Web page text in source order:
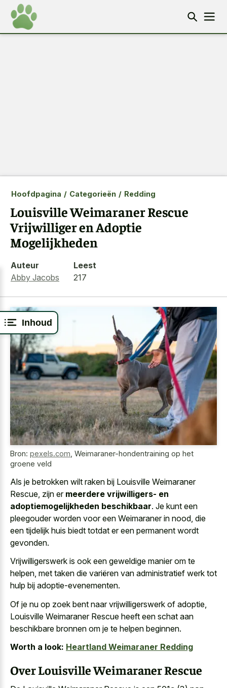
Inhoud
Hoofdpagina / Categorieën / Redding
Louisville Weimaraner Rescue
Vrijwilliger en Adoptie
Mogelijkheden
Auteur
Abby Jacobs
Leest
217
Bron: pexels.com Weimaraner-hondentraining op het
groene veld
Als je betrokken wilt raken bij Louisville Weimaraner
Rescue, zijn er meerdere vrijwilligers- en
adoptiemogelijkheden beschikbaar. Je kunt een
pleegouder worden voor een Weimaraner in nood, die
een tijdelijk huis biedt totdat er een permanent wordt
gevonden.
Vrijwilligerswerk is ook een geweldige manier om te
helpen, met taken die variëren van administratief werk tot
hulp bij adoptie-evenementen.
Of je nu op zoek bent naar vrijwilligerswerk of adoptie,
Louisville Weimaraner Rescue heeft een schat aan
beschikbare bronnen om je te helpen beginnen.
Worth a look: Heartland Weimaraner Redding
Over Louisville Weimaraner Rescue